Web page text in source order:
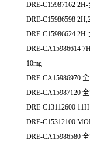
DRE-C15987162
DRE-C15986598
DRE-C15986624
DRE-CA15986614
10mg
DRE-CA15986970
DRE-CA15987120
DRE-C13112600
DRE-C15312100
DRE-CA15986580